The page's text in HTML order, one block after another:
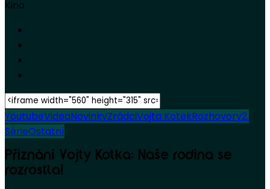
Kino
YoutubeVideaNovinkyZrádciVojta KotekRozhovory2.
SérieOstatní
Přiznání Vojty Kotka: Naše rodina se
rozrostla!